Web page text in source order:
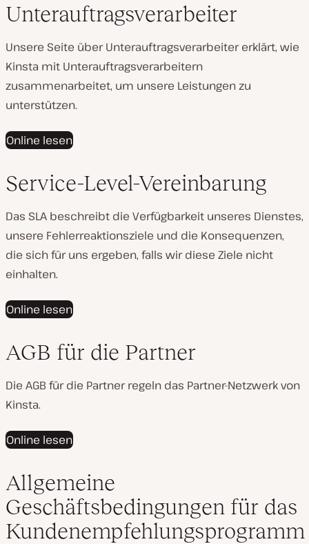
Unterauftragsverarbeiter
Unsere Seite über Unterauftragsverarbeiter erklärt, wie
Kinsta mit Unterauftragsverarbeitern
zusammenarbeitet, um unsere Leistungen zu
unterstützen.
Online lesen
Service-Level-Vereinbarung
Das SLA beschreibt die Verfügbarkeit unseres Dienstes,
unsere Fehlerreaktionsziele und die Konsequenzen,
die sich für uns ergeben, falls wir diese Ziele nicht
einhalten.
Online lesen
AGB für die Partner
Die AGB für die Partner regeln das Partner-Netzwerk von
Kinsta.
Online lesen
Allgemeine
Geschäftsbedingungen für das
Kundenempfehlungsprogramm